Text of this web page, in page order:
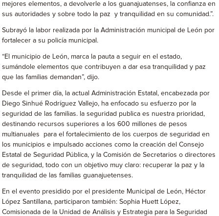
mejores elementos, a devolverle a los guanajuatenses, la confianza en
sus autoridades y sobre todo la paz y tranquilidad en su comunidad.”.
Subrayó la labor realizada por la Administración municipal de León por
fortalecer a su policía municipal.
“El municipio de León, marca la pauta a seguir en el estado,
sumándole elementos que contribuyen a dar esa tranquilidad y paz
que las familias demandan”, dijo.
Desde el primer día, la actual Administración Estatal, encabezada por
Diego Sinhué Rodríguez Vallejo, ha enfocado su esfuerzo por la
seguridad de las familias. la seguridad publica es nuestra prioridad,
destinando recursos superiores a los 600 millones de pesos
multianuales para el fortalecimiento de los cuerpos de seguridad en
los municipios e impulsado acciones como la creación del Consejo
Estatal de Seguridad Pública, y la Comisión de Secretarios o directores
de seguridad, todo con un objetivo muy claro: recuperar la paz y la
tranquilidad de las familias guanajuetenses.
En el evento presidido por el presidente Municipal de León, Héctor
López Santillana, participaron también: Sophia Huett López,
Comisionada de la Unidad de Análisis y Estrategia para la Seguridad